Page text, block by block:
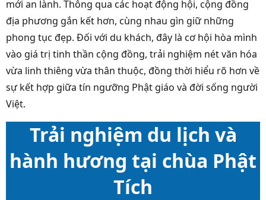
mới an lành. Thông qua các hoạt động hội, cộng đồng
địa phương gắn kết hơn, cùng nhau gìn giữ những
phong tục đẹp. Đối với du khách, đây là cơ hội hòa mình
vào giá trị tinh thần cộng đồng, trải nghiệm nét văn hóa
vừa linh thiêng vừa thân thuộc, đồng thời hiểu rõ hơn về
sự kết hợp giữa tín ngưỡng Phật giáo và đời sống người
Việt.
Trải nghiệm du lịch và
hành hương tại chùa Phật
Tích